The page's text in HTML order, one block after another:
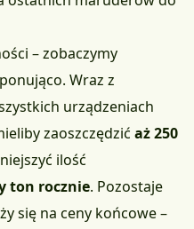
– zobaczymy
Wraz z
urządzeniach
zaoszczędzić aż 250
ilość
ton rocznie. Pozostaje
się na ceny końcowe –